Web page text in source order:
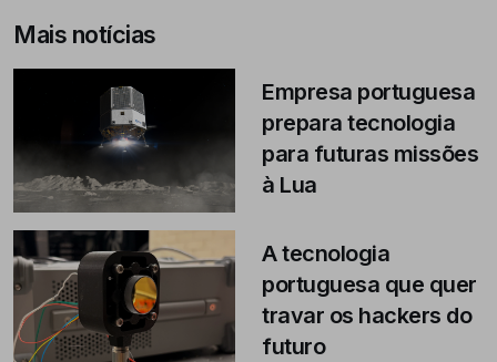
Mais notícias
Empresa portuguesa
prepara tecnologia
para futuras missões
à Lua
A tecnologia
portuguesa que quer
travar os hackers do
futuro